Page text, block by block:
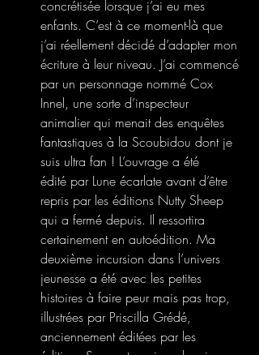
concrétisée lorsque j’ai eu mes
enfants. C’est à ce moment-là que
j’ai réellement décidé d’adapter mon
écriture à leur niveau. J’ai commencé
par un personnage nommé Cox
Innel, une sorte d’inspecteur
animalier qui menait des enquêtes
fantastiques à la Scoubidou dont je
suis ultra fan ! L’ouvrage a été
édité par Lune écarlate avant d’être
repris par les éditions Nutty Sheep
qui a fermé depuis. Il ressortira
certainement en autoédition. Ma
deuxième incursion dans l’univers
jeunesse a été avec les petites
histoires à faire peur mais pas trop,
illustrées par Priscilla Grédé,
anciennement éditées par les